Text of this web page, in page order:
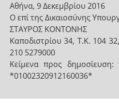
Αθήνα, 9 Δεκεμβρίου 2016
Ο επί της Δικαιοσύνης
ΣΤΑΥΡΟΣ ΚΟΝΤΟΝΗΣ
Καποδιστρίου 34, Τ.Κ. 104
210 5279000
Κείμενα προς δημοσίευση:
*01002320912160036*